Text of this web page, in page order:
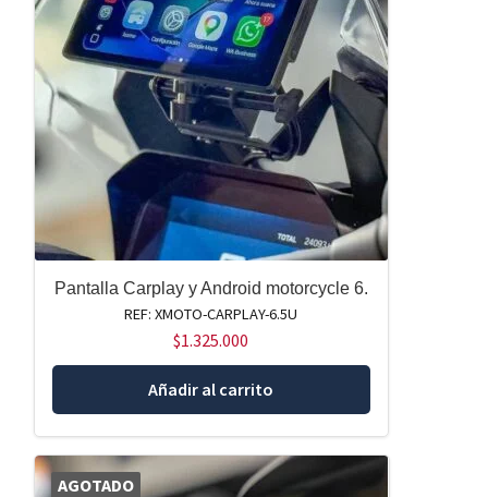
Pantalla Carplay y Android motorcycle 6.
REF: XMOTO-CARPLAY-6.5U
$1.325.000
Añadir al carrito
AGOTADO